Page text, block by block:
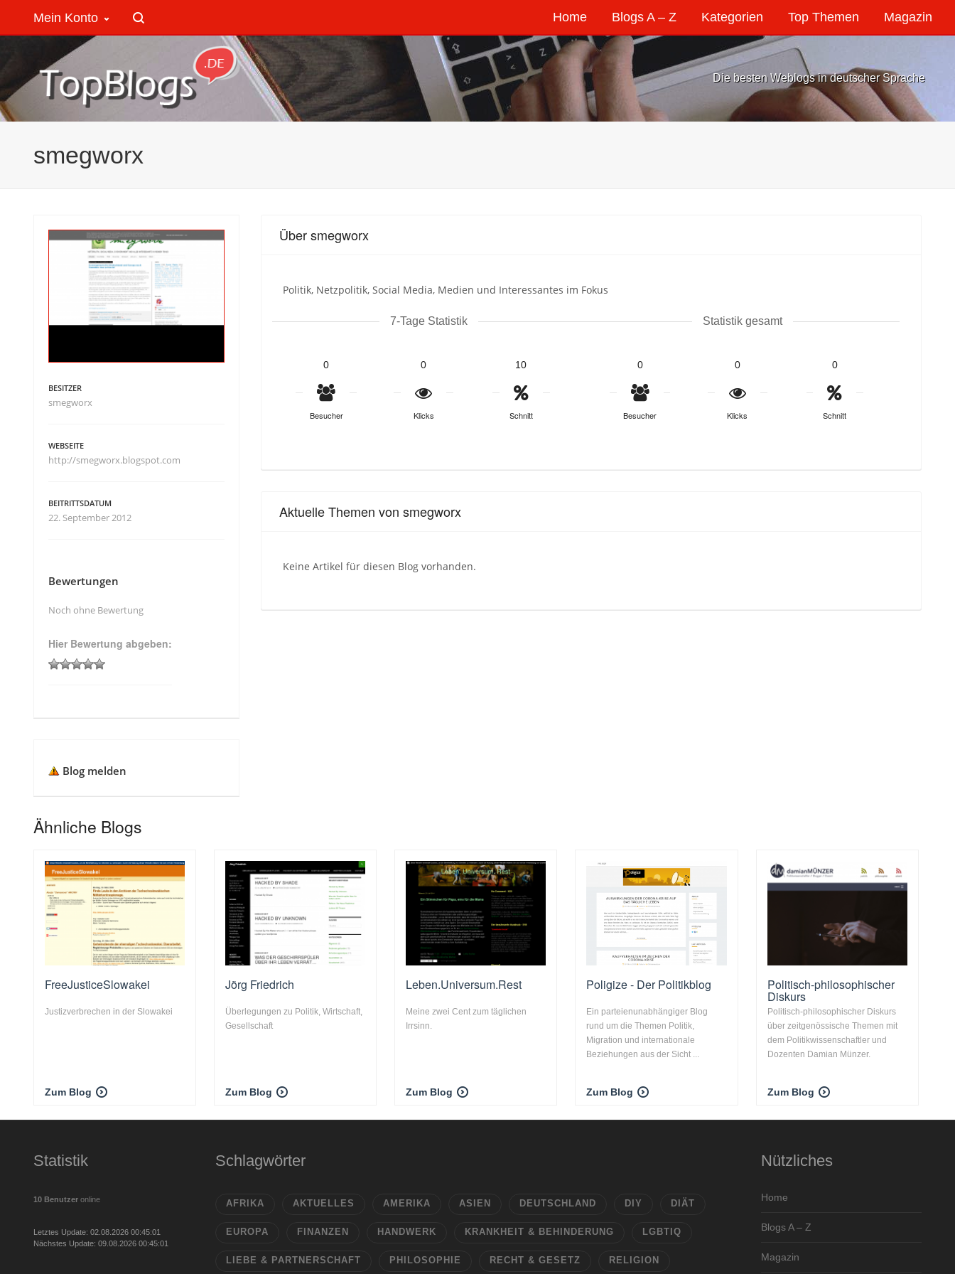
Home Blogs A – Z Kategorien Top Themen Magazin
Mein Konto
Die besten Weblogs in deutscher Sprache
smegworx
Über smegworx
Politik, Netzpolitik, Social Media, Medien und Interessantes im Fokus
7-Tage Statistik
0
Besucher
0
Klicks
10
Schnitt
Statistik gesamt
0
Besucher
0
Klicks
0
Schnitt
Aktuelle Themen von smegworx
Keine Artikel für diesen Blog vorhanden.
BESITZER
smegworx
WEBSEITE
http://smegworx.blogspot.com
BEITRITTSDATUM
22. September 2012
Bewertungen
Noch ohne Bewertung
Hier Bewertung abgeben:
Blog melden
Ähnliche Blogs
FreeJusticeSlowakei
Justizverbrechen in der Slowakei
Zum Blog
Jörg Friedrich
Überlegungen zu Politik, Wirtschaft,
Gesellschaft
Zum Blog
Leben.Universum.Rest
Meine zwei Cent zum täglichen
Irrsinn.
Zum Blog
Poligize - Der Politikblog
Ein parteienunabhängiger Blog
rund um die Themen Politik,
Migration und internationale
Beziehungen aus der Sicht ...
Zum Blog
Politisch-philosophischer
Diskurs
Politisch-philosophischer Diskurs
über zeitgenössische Themen mit
dem Politikwissenschaftler und
Dozenten Damian Münzer.
Zum Blog
Statistik
10 Benutzer online
Letztes Update: 02.08.2026 00:45:01
Nächstes Update: 09.08.2026 00:45:01
Schlagwörter
AFRIKA AKTUELLES AMERIKA ASIEN DEUTSCHLAND DIY DIÄT
EUROPA FINANZEN HANDWERK KRANKHEIT & BEHINDERUNG LGBTIQ
LIEBE & PARTNERSCHAFT PHILOSOPHIE RECHT & GESETZ RELIGION
Nützliches
Home
Blogs A – Z
Magazin